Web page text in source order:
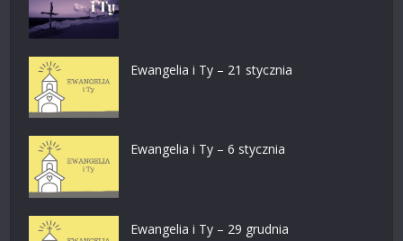
Ewangelia i Ty – 21 stycznia
Ewangelia i Ty – 6 stycznia
Ewangelia i Ty – 29 grudnia